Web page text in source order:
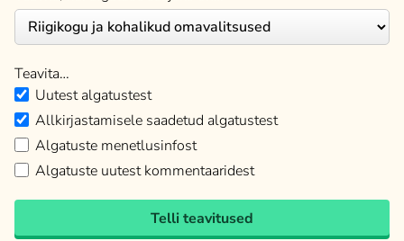
Teavita…
Uutest algatustest
Allkirjastamisele saadetud algatustest
Algatuste menetlusinfost
Algatuste uutest kommentaaridest
Telli teavitused